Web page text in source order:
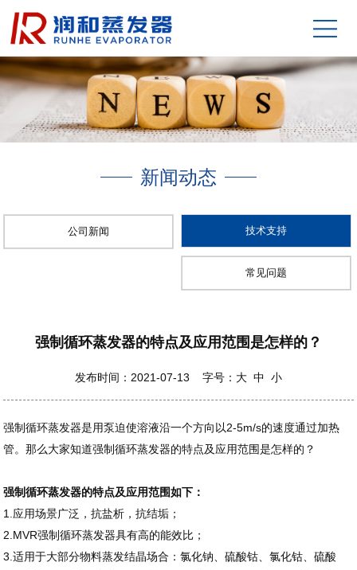
新闻动态
公司新闻 技术支持
常见问题
强制循环蒸发器的特点及应用范围是怎样的？
发布时间：2021-07-13 字号： 大 中 小
强制循环蒸发器是用泵迫使溶液沿一个方向以2-5m/s的速度通过加热
管。那么大家知道强制循环蒸发器的特点及应用范围是怎样的？
强制循环蒸发器的特点及应用范围如下：
1.应用场景广泛，抗盐析，抗结垢；
2.MVR强制循环蒸发器具有高的能效比；
3.适用于大部分物料蒸发结晶场合：氯化钠、硫酸钴、氯化钴、硫酸